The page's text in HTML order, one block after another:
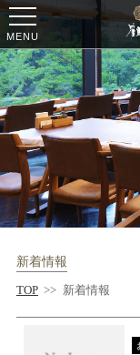
MENU
新着情報
TOP >> 新着情報